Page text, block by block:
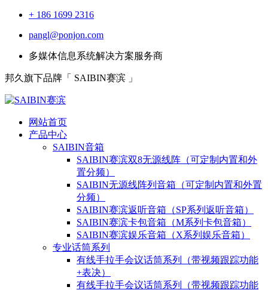
+ 186 1699 2316
pangl@ponjon.com
多媒体信息系统解决方案服务商
邦久旗下品牌「 SAIBIN赛滨 」
网站首页
产品中心
SAIBIN音箱
SAIBIN赛滨双8无源线阵（可定制内置和外
置分频）
SAIBIN无源线阵列音箱（可定制内置和外置
分频）
SAIBIN赛滨返听音箱（SP系列返听音箱）
SAIBIN赛滨卡包音箱（M系列卡包音箱）
SAIBIN赛滨娱乐音箱（X系列娱乐音箱）
专业话筒系列
有线手拉手会议话筒系列（带视频跟踪功能
+表决）
有线手拉手会议话筒系列（带视频跟踪功能